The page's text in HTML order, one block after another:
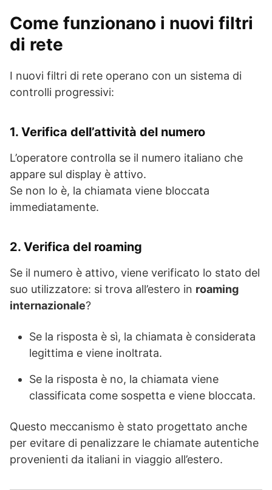
Come funzionano i nuovi filtri
di rete
I nuovi filtri di rete operano con un sistema di
controlli progressivi:
1. Verifica dell’attività del numero
L’operatore controlla se il numero italiano che
appare sul display è attivo.
Se non lo è, la chiamata viene bloccata
immediatamente.
2. Verifica del roaming
Se il numero è attivo, viene verificato lo stato del
suo utilizzatore: si trova all’estero in roaming
internazionale?
Se la risposta è sì, la chiamata è considerata
legittima e viene inoltrata.
Se la risposta è no, la chiamata viene
classificata come sospetta e viene bloccata.
Questo meccanismo è stato progettato anche
per evitare di penalizzare le chiamate autentiche
provenienti da italiani in viaggio all’estero.